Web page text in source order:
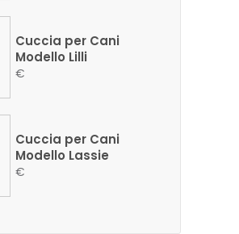
Cuccia per Cani
Modello Lilli
€
Cuccia per Cani
Modello Lassie
€